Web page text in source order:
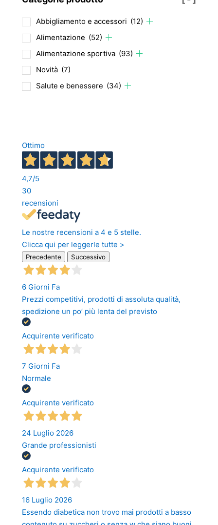
Abbigliamento e accessori (12)
Alimentazione (52)
Alimentazione sportiva (93)
Novità (7)
Salute e benessere (34)
Ottimo
4,7/5
30
recensioni
Le nostre recensioni a 4 e 5 stelle.
Clicca qui per leggerle tutte >
Precedente Successivo
6 Giorni Fa
Prezzi competitivi, prodotti di assoluta qualità,
spedizione un po’ più lenta del previsto
Acquirente verificato
7 Giorni Fa
Normale
Acquirente verificato
24 Luglio 2026
Grande professionisti
Acquirente verificato
16 Luglio 2026
Essendo diabetica non trovo mai prodotti a basso